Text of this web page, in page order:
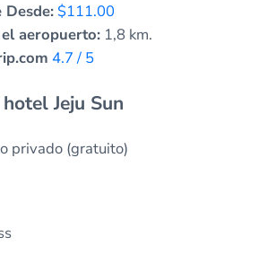
Desde: $111.00
aeropuerto:1,8 km.
4.7 / 5
Jeju Sun
privado (gratuito)